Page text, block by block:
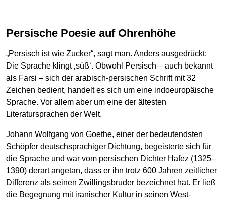
Persische Poesie auf Ohrenhöhe
„Persisch ist wie Zucker“, sagt man. Anders ausgedrückt:
Die Sprache klingt ‚süß‘. Obwohl Persisch – auch bekannt
als Farsi – sich der arabisch-persischen Schrift mit 32
Zeichen bedient, handelt es sich um eine indoeuropäische
Sprache. Vor allem aber um eine der ältesten
Literatursprachen der Welt.
Johann Wolfgang von Goethe, einer der bedeutendsten
Schöpfer deutschsprachiger Dichtung, begeisterte sich für
die Sprache und war vom persischen Dichter Hafez (1325–
1390) derart angetan, dass er ihn trotz 600 Jahren zeitlicher
Differenz als seinen Zwillingsbruder bezeichnet hat. Er ließ
die Begegnung mit iranischer Kultur in seinen West-